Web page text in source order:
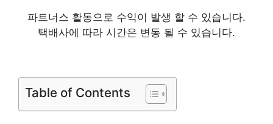
코닥미니샷레트로 지금이 아니면 못 사요! 인
기 상품 추천 제품 2023
상품 추천 제품 2023
파트너스 활동으로 수익이 발생 할 수 있습니다.
택배사에 따라 시간은 변동 될 수 있습니다.
Table of Contents